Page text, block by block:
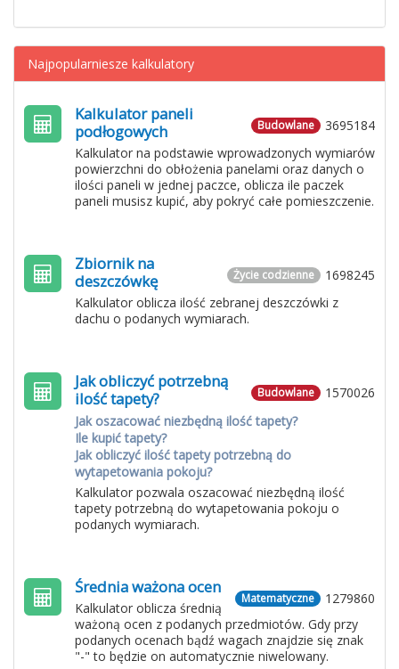
Najpopularniesze kalkulatory
3695184
Budowlane
Kalkulator paneli
podłogowych
Kalkulator na podstawie wprowadzonych wymiarów
powierzchni do obłożenia panelami oraz danych o
ilości paneli w jednej paczce, oblicza ile paczek
paneli musisz kupić, aby pokryć całe pomieszczenie.
1698245
Życie codzienne
Zbiornik na
deszczówkę
Kalkulator oblicza ilość zebranej deszczówki z
dachu o podanych wymiarach.
1570026
Budowlane
Jak obliczyć potrzebną
ilość tapety?
Jak oszacować niezbędną ilość tapety?
Ile kupić tapety?
Jak obliczyć ilość tapety potrzebną do
wytapetowania pokoju?
Kalkulator pozwala oszacować niezbędną ilość
tapety potrzebną do wytapetowania pokoju o
podanych wymiarach.
1279860
Matematyczne
Średnia ważona ocen
Kalkulator oblicza średnią
ważoną ocen z podanych przedmiotów. Gdy przy
podanych ocenach bądź wagach znajdzie się znak
"-" to będzie on automatycznie niwelowany.